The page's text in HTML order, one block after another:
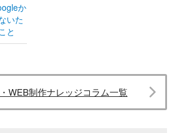
か
いた
と
WEB制作ナレッジコラム一覧